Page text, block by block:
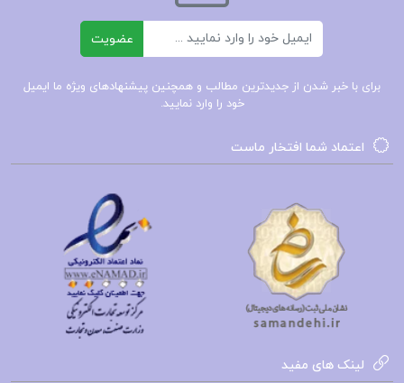
عضویت
برای با خبر شدن از جدیدترین مطالب و همچنین پیشنهادهای ویژه ما ایمیل
خود را وارد نمایید.
اعتماد شما افتخار ماست
لینک های مفید